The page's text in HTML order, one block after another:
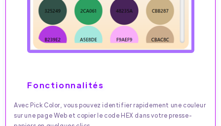
Fonctionnalités
Avec Pick Color, vous pouvez identifier rapidement une couleur
sur une page Web et copier le code HEX dans votre presse-